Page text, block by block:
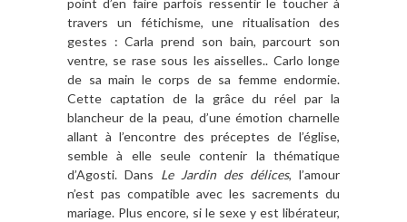
travers un fétichisme, une ritualisation des
gestes : Carla prend son bain, parcourt son
ventre, se rase sous les aisselles.. Carlo longe
de sa main le corps de sa femme endormie.
Cette captation de la grâce du réel par la
blancheur de la peau, d’une émotion charnelle
allant à l’encontre des préceptes de l’église,
semble à elle seule contenir la thématique
d’Agosti. Dans Le Jardin des délices, l’amour
n’est pas compatible avec les sacrements du
mariage. Plus encore, si le sexe y est libérateur,